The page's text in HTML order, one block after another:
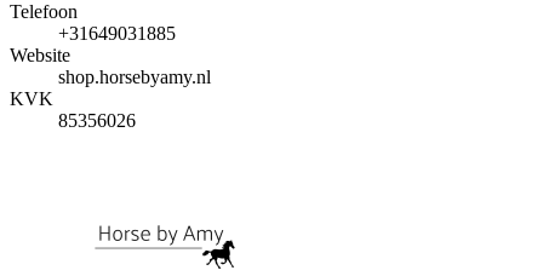
Telefoon
+31649031885
Website
shop.horsebyamy.nl
KVK
85356026